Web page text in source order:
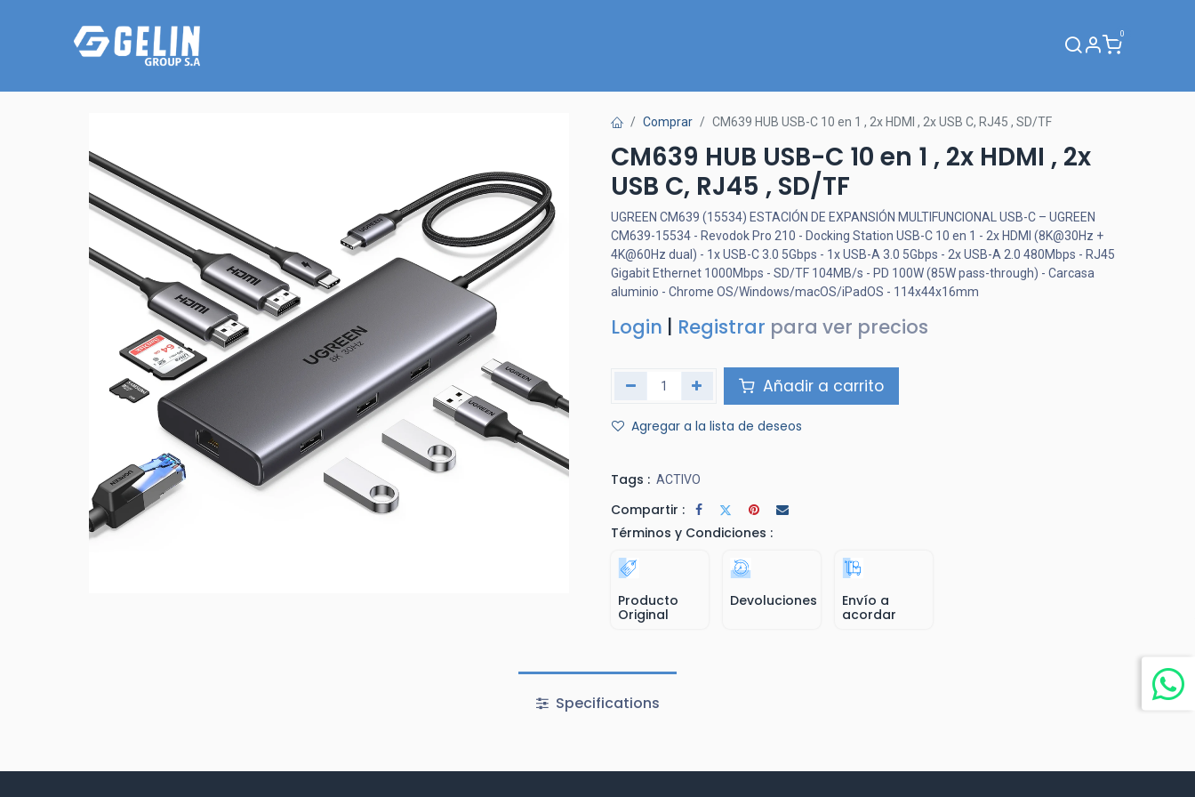
0
Comprar CM639 HUB USB-C 10 en 1 , 2x HDMI , 2x USB C, RJ45 , SD/TF
CM639 HUB USB-C 10 en 1 , 2x HDMI , 2x
USB C, RJ45 , SD/TF
UGREEN CM639 (15534) ESTACIÓN DE EXPANSIÓN MULTIFUNCIONAL USB-C – UGREEN
CM639-15534 - Revodok Pro 210 - Docking Station USB-C 10 en 1 - 2x HDMI (8K@30Hz +
4K@60Hz dual) - 1x USB-C 3.0 5Gbps - 1x USB-A 3.0 5Gbps - 2x USB-A 2.0 480Mbps - RJ45
Gigabit Ethernet 1000Mbps - SD/TF 104MB/s - PD 100W (85W pass-through) - Carcasa
aluminio - Chrome OS/Windows/macOS/iPadOS - 114x44x16mm
Login Registrar para ver precios
Añadir a carrito
Agregar a la lista de deseos
Tags : ACTIVO
Compartir :
Términos y Condiciones :
Producto
Original
Devoluciones
Envío a
acordar
Specifications